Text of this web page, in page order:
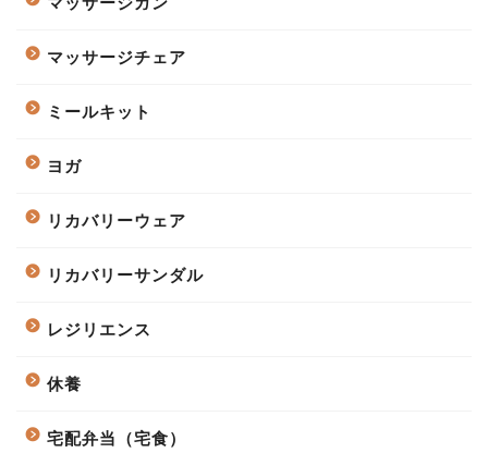
マッサージチェア
ミールキット
ヨガ
リカバリーウェア
リカバリーサンダル
レジリエンス
休養
宅配弁当（宅食）